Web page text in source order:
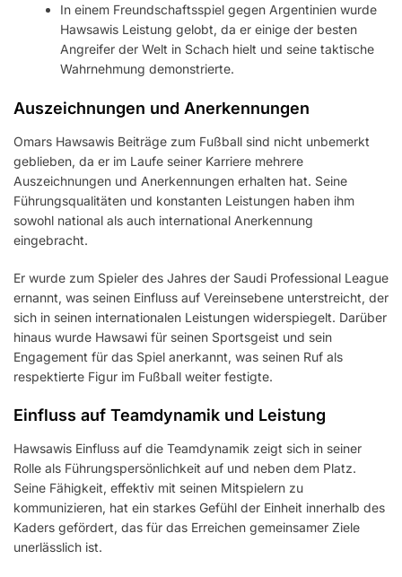
In einem Freundschaftsspiel gegen Argentinien wurde
Hawsawis Leistung gelobt, da er einige der besten
Angreifer der Welt in Schach hielt und seine taktische
Wahrnehmung demonstrierte.
Auszeichnungen und Anerkennungen
Omars Hawsawis Beiträge zum Fußball sind nicht unbemerkt
geblieben, da er im Laufe seiner Karriere mehrere
Auszeichnungen und Anerkennungen erhalten hat. Seine
Führungsqualitäten und konstanten Leistungen haben ihm
sowohl national als auch international Anerkennung
eingebracht.
Er wurde zum Spieler des Jahres der Saudi Professional League
ernannt, was seinen Einfluss auf Vereinsebene unterstreicht, der
sich in seinen internationalen Leistungen widerspiegelt. Darüber
hinaus wurde Hawsawi für seinen Sportsgeist und sein
Engagement für das Spiel anerkannt, was seinen Ruf als
respektierte Figur im Fußball weiter festigte.
Einfluss auf Teamdynamik und Leistung
Hawsawis Einfluss auf die Teamdynamik zeigt sich in seiner
Rolle als Führungspersönlichkeit auf und neben dem Platz.
Seine Fähigkeit, effektiv mit seinen Mitspielern zu
kommunizieren, hat ein starkes Gefühl der Einheit innerhalb des
Kaders gefördert, das für das Erreichen gemeinsamer Ziele
unerlässlich ist.